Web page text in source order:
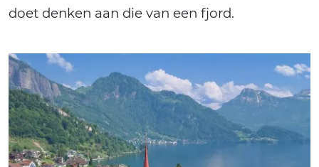
doet denken aan die van een fjord.